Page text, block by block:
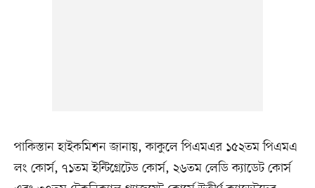
পাকিস্তান হাইকমিশন জানায়, কাকুলে পিএমএর ১৫২তম পিএমএ
লং কোর্স, ৭১তম ইন্টিগ্রেটেড কোর্স, ২৬তম লেডি ক্যাডেট কোর্স